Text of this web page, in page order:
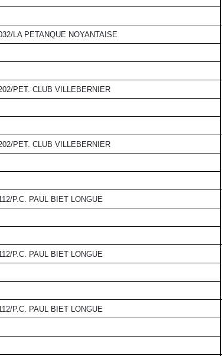
LA PETANQUE NOYANTAISE
PET. CLUB VILLEBERNIER
PET. CLUB VILLEBERNIER
P.C. PAUL BIET LONGUE
P.C. PAUL BIET LONGUE
P.C. PAUL BIET LONGUE